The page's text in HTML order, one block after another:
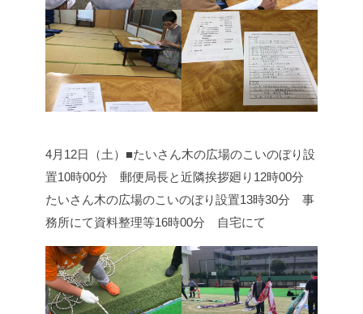
4月12日（土）■たいさん木の広場のこいのぼり設
置10時00分 郵便局長と近隣挨拶廻り 12時00分
たいさん木の広場のこいのぼり設置13時30分 事
務所にて資料整理等16時00分 自宅にて